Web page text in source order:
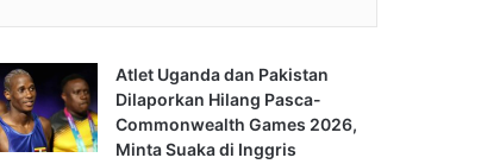
Atlet Uganda dan Pakistan
Dilaporkan Hilang Pasca-
Commonwealth Games 2026,
Minta Suaka di Inggris